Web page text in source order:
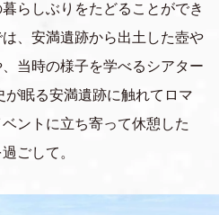
らしぶりをたどることができ
、安満遺跡から出土した壺や
当時の様子を学べるシアター
が眠る安満遺跡に触れてロマ
ントに立ち寄って休憩した
ごして。